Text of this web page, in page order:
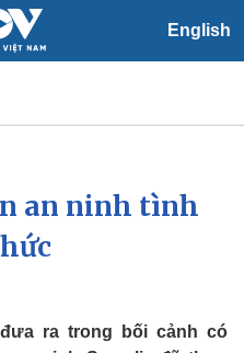
English
Xã hội
Tin 24h
Dự báo thời tiết
Việc làm
an ninh tình
ra trong bối cảnh có